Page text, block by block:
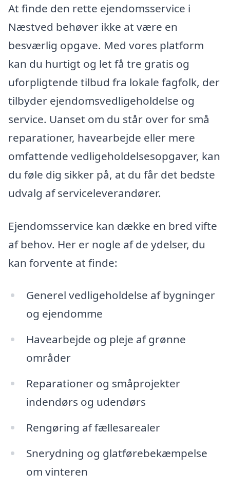
At finde den rette ejendomsservice i
Næstved behøver ikke at være en
besværlig opgave. Med vores platform
kan du hurtigt og let få tre gratis og
uforpligtende tilbud fra lokale fagfolk, der
tilbyder ejendomsvedligeholdelse og
service. Uanset om du står over for små
reparationer, havearbejde eller mere
omfattende vedligeholdelsesopgaver, kan
du føle dig sikker på, at du får det bedste
udvalg af serviceleverandører.
Ejendomsservice kan dække en bred vifte
af behov. Her er nogle af de ydelser, du
kan forvente at finde:
Generel vedligeholdelse af bygninger
og ejendomme
Havearbejde og pleje af grønne
områder
Reparationer og småprojekter
indendørs og udendørs
Rengøring af fællesarealer
Snerydning og glatførebekæmpelse
om vinteren